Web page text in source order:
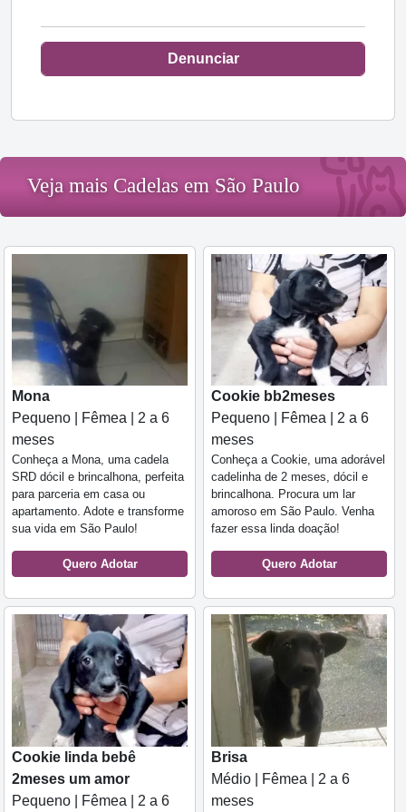
Denunciar
Veja mais Cadelas em São Paulo
Mona
Pequeno | Fêmea | 2 a 6
meses
Conheça a Mona, uma cadela
SRD dócil e brincalhona, perfeita
para parceria em casa ou
apartamento. Adote e transforme
sua vida em São Paulo!
Quero Adotar
Cookie bb2meses
Pequeno | Fêmea | 2 a 6
meses
Conheça a Cookie, uma adorável
cadelinha de 2 meses, dócil e
brincalhona. Procura um lar
amoroso em São Paulo. Venha
fazer essa linda doação!
Quero Adotar
Cookie linda bebê
2meses um amor
Pequeno | Fêmea | 2 a 6
Brisa
Médio | Fêmea | 2 a 6
meses